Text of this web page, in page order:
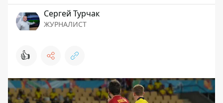
Сергей Турчак
ЖУРНАЛИСТ
👍